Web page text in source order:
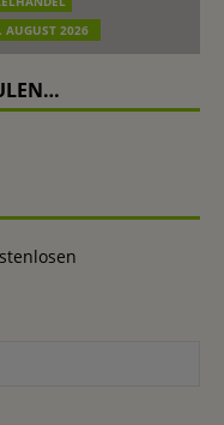
AUGUST 2026